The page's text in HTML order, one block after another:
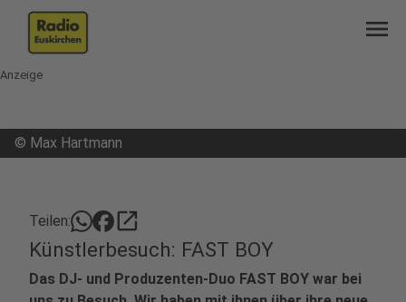
menu
Anzeige
© Max Hartmann
Teilen: open_in_new
Künstlerbesuch: FAST BOY
Das DJ- und Produzenten-Duo FAST BOY war bei